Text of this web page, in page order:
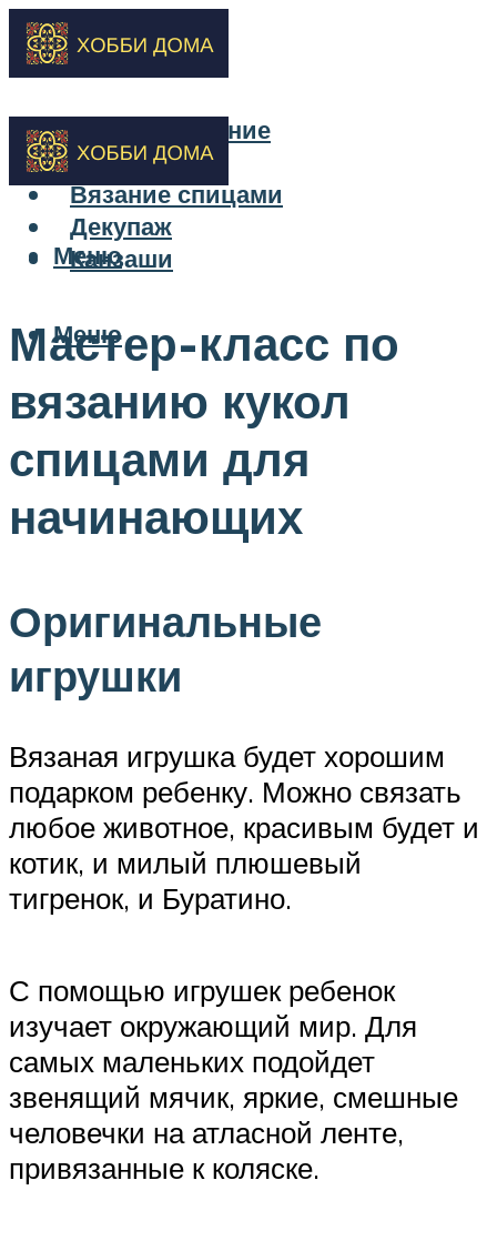
Бисероплетение
Вышивка
Вязание спицами
Декупаж
Канзаши
Меню
Меню
Мастер-класс по
вязанию кукол
спицами для
начинающих
Оригинальные
игрушки
Вязаная игрушка будет хорошим
подарком ребенку. Можно связать
любое животное, красивым будет и
котик, и милый плюшевый
тигренок, и Буратино.
С помощью игрушек ребенок
изучает окружающий мир. Для
самых маленьких подойдет
звенящий мячик, яркие, смешные
человечки на атласной ленте,
привязанные к коляске.